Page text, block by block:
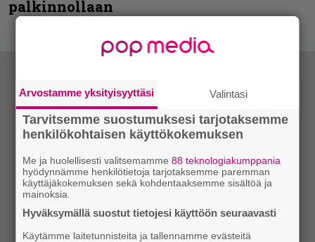
palkinnollaan
Arvostamme yksityisyyttäsi Valintasi
Tarvitsemme suostumuksesi tarjotaksemme
henkilökohtaisen käyttökokemuksen
Me ja huolellisesti valitsemamme88 teknologiakumppania
hyödynnämme henkilötietoja tarjotaksemme paremman
käyttäjäkokemuksen sekä kohdentaaksemme sisältöä ja
mainoksia.
Hyväksymällä suostut tietojesi käyttöön seuraavasti
Käytämme laitetunnisteita ja tallennamme evästeitä